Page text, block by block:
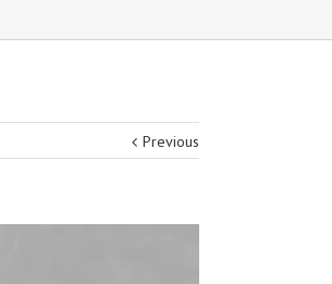
Previous